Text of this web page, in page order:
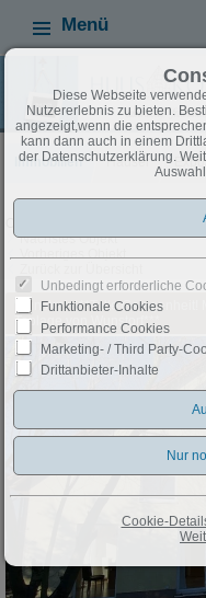
Menü
Immobilien Häuser
Nächstes Objekt
Vorheriges Objekt
Wunstorf: ***Tolle Gelegenheit!
Toplage von Wunstorf***
Diese Webseite
Nutzererlebnis zu bieten.
angezeigt,wenn die
kann dann auch in einem
der Datenschutzerklärung.
Unbedingt erforderliche
Funktionale Cookies
Performance Cookies
Marketing- / Third Party-
Drittanbieter-Inhalte
Cookie-